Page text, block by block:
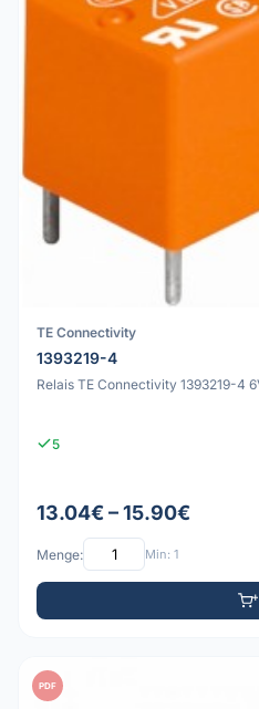
TE Connectivity
1393219-4
Relais TE Connectivity 1393219-4
5
13.04€ – 15.90€
Menge: Min: 1
PDF